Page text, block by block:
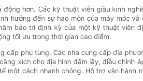
hơn. Các kỹ thuật viên giàu kinh
đến sự hao mòn của máy móc
bảo trì định kỳ của một kỹ thuật viên
tối ưu trong thời gian cao điểm.
cấp phụ tùng. Các nhà cung cấp địa
xích cho địa hình đầm lầy, điều
cách nhanh chóng. Hỗ trợ vận hành